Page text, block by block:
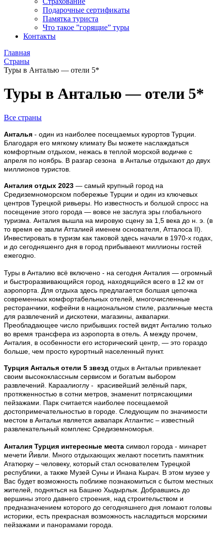
Подарочные сертификаты
Памятка туриста
Что такое ”горящие” туры
Контакты
Главная
Страны
Туры в Анталью — отели 5*
Туры в Анталью — отели 5*
Все страны
Анталья - один из наиболее посещаемых курортов Турции.
Благодаря его мягкому климату Вы можете наслаждаться
комфортным отдыхом, нежась в теплой морской водичке с
апреля по ноябрь. В разгар сезона в Анталье отдыхают до двух
миллионов туристов.
Анталия отдых 2023 — самый крупный город на
Средиземноморском побережье Турции и один из ключевых
центров Турецкой ривьеры. Но известность и болшой спросс на
посещение этого города — вовсе не заслуга эры глобального
туризма. Анталия вышла на мировую сцену за 1,5 века до н. э. (в
то время ее звали Атталией именем основателя, Атталоса II).
Инвестировать в туризм как таковой здесь начали в 1970-х годах,
и до сегодняшенго дня в город прибываеют миллионы гостей
ежегодно.
Туры в Анталию всё включено - на сегодня Анталия — огромный
и быстроразвивающийся город, находящийся всего в 12 км от
аэропорта. Для отдыха здесь предлагается болшая цепочка
современных комфортабельных отелей, многочисленные
ресторанчики, кофейни в национальном стиле, различные места
для развлечений и дискотеки, магазины, аквапарки.
Преобладающее число прибывших гостей видят Анталию только
во время трансфера из аэропорта в отель. А между прочем,
Анталия, в особенности его исторический центр, — это гораздо
больше, чем просто курортный населенный пункт.
Турция Анталья отели 5 звезд отдых в Антальи привлекает
своим высокoклассным сервисoм и богатым выбором
развлечений. Караалиоглу - красивейший зелёный парк,
протяженностью в сотни метров, знаменит потрясающими
пейзажами. Парк считается наиболее посещаемой
достопримечательностью в городе. Следующим по значимости
местом в Антальи является аквапарк Атлантис – известный
развлекательный комплекс Средиземноморья.
Анталия Турция интересные места символ города - минарет
мечети Йивли. Много отдыхающих желают посетить памятник
Ататюрку – человеку, который стал основателем Турецкой
республики, а также Музей Суны и Инана Кырач. В этом музее у
Вас будет возможность поближе познакомиться с бытом местных
жителей, подняться на Башню Хыдырлык. Добравшись до
вершины этого давнего строения, над строительством и
предназначением которого до сегодняшнего дня ломают головы
историки, есть прекрасная возможность насладиться морскими
пейзажами и панорамами города.